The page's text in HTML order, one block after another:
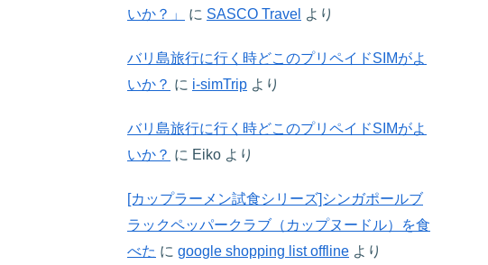
いか？」
に SASCO Travel より
バリ島旅行に行く時どこのプリペイドSIMがよ
いか？ に i-simTrip より
バリ島旅行に行く時どこのプリペイドSIMがよ
いか？ に Eiko より
[カップラーメン試食シリーズ]シンガポールブ
ラックペッパークラブ（カップヌードル）を食
べた に google shopping list offline より